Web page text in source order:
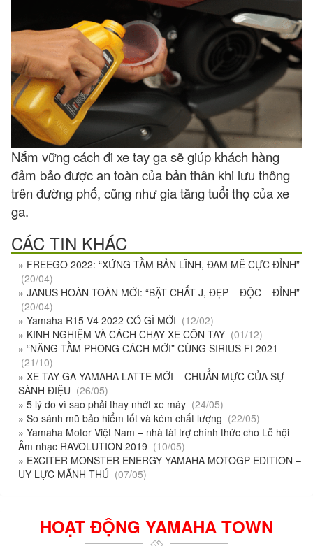
Nắm vững cách đi xe tay ga sẽ giúp khách hàng
đảm bảo được an toàn của bản thân khi lưu thông
trên đường phố, cũng như gia tăng tuổi thọ của xe
ga.
CÁC TIN KHÁC
» FREEGO 2022: “XỨNG TẦM BẢN LĨNH, ĐAM MÊ CỰC ĐỈNH”
(20/04)
» JANUS HOÀN TOÀN MỚI: “BẬT CHẤT J, ĐẸP – ĐỘC – ĐỈNH”
(20/04)
» Yamaha R15 V4 2022 CÓ GÌ MỚI (12/02)
» KINH NGHIỆM VÀ CÁCH CHẠY XE CÔN TAY (01/12)
» “NÂNG TẦM PHONG CÁCH MỚI” CÙNG SIRIUS FI 2021
(21/10)
» XE TAY GA YAMAHA LATTE MỚI – CHUẨN MỰC CỦA SỰ
SÀNH ĐIỆU (26/05)
» 5 lý do vì sao phải thay nhớt xe máy (24/05)
» So sánh mũ bảo hiểm tốt và kém chất lượng (22/05)
» Yamaha Motor Việt Nam – nhà tài trợ chính thức cho Lễ hội
Âm nhạc RAVOLUTION 2019 (10/05)
» EXCITER MONSTER ENERGY YAMAHA MOTOGP EDITION –
UY LỰC MÃNH THÚ (07/05)
HOẠT ĐỘNG YAMAHA TOWN